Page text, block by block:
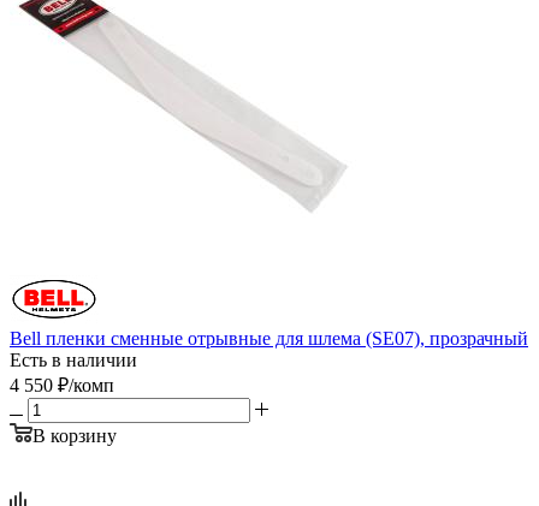
Bell пленки сменные отрывные для шлема (SE07), прозрачный
Есть в наличии
4 550 ₽/комп
В корзину